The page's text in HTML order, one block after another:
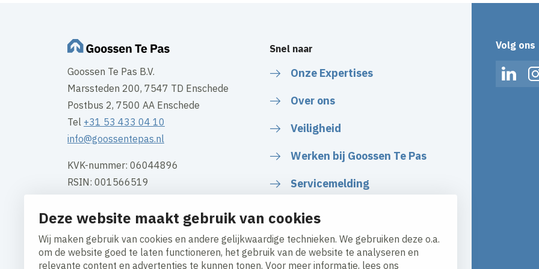
Deze website maakt gebruik van cookies
Wij maken gebruik van cookies en andere gelijkwaardige technieken. We gebruiken deze o.a.
om de website goed te laten functioneren, het gebruik van de website te analyseren en
relevante content en advertenties te kunnen tonen. Voor meer informatie, lees ons
Goossen Te Pas B.V.
Marssteden 200, 7547 TD Enschede
Postbus 2, 7500 AA Enschede
Tel +31 53 433 04 10
info@goossentepas.nl
KVK-nummer: 06044896
RSIN: 001566519
Bank: NL 35 INGB 065 224 0194
Contact
Snel naar
Onze Expertises
Over ons
Veiligheid
Werken bij Goossen Te Pas
Servicemelding
Volg ons